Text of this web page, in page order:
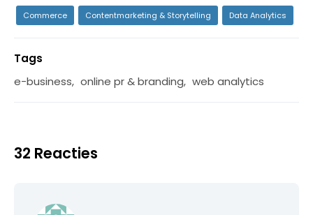
Commerce Contentmarketing & Storytelling Data Analytics
Tags
e-business, online pr & branding, web analytics
32 Reacties